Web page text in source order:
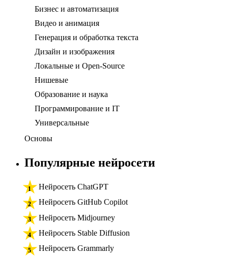
Бизнес и автоматизация
Видео и анимация
Генерация и обработка текста
Дизайн и изображения
Локальные и Open-Source
Нишевые
Образование и наука
Программирование и IT
Универсальные
Основы
Популярные нейросети
Нейросеть ChatGPT
Нейросеть GitHub Copilot
Нейросеть Midjourney
Нейросеть Stable Diffusion
Нейросеть Grammarly